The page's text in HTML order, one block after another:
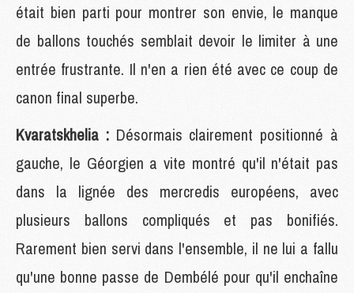
était bien parti pour montrer son envie, le manque
de ballons touchés semblait devoir le limiter à une
entrée frustrante. Il n'en a rien été avec ce coup de
canon final superbe.
Kvaratskhelia : Désormais clairement positionné à
gauche, le Géorgien a vite montré qu'il n'était pas
dans la lignée des mercredis européens, avec
plusieurs ballons compliqués et pas bonifiés.
Rarement bien servi dans l'ensemble, il ne lui a fallu
qu'une bonne passe de Dembélé pour qu'il enchaîne